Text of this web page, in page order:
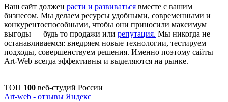
Ваш сайт должен расти и развиваться вместе с вашим
бизнесом. Мы делаем ресурсы удобными, современными и
конкурентоспособными, чтобы они приносили максимум
выгоды — будь то продажи или репутация. Мы никогда не
останавливаемся: внедряем новые технологии, тестируем
подходы, совершенствуем решения. Именно поэтому сайты
Art-Web всегда эффективны и выделяются на рынке.
ТОП 100 веб-студий России
Art-web - отзывы Яндекс